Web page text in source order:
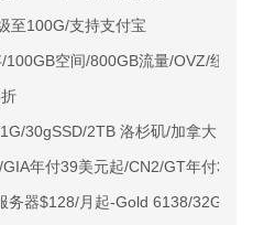
至100G/支持支付宝
空间/800GB流量/OVZ/纽约/
30gSSD/2TB 洛杉矶/加拿大
年付39美元起/CN2/GT年付
务器$128/月起-Gold 6138/32GB/